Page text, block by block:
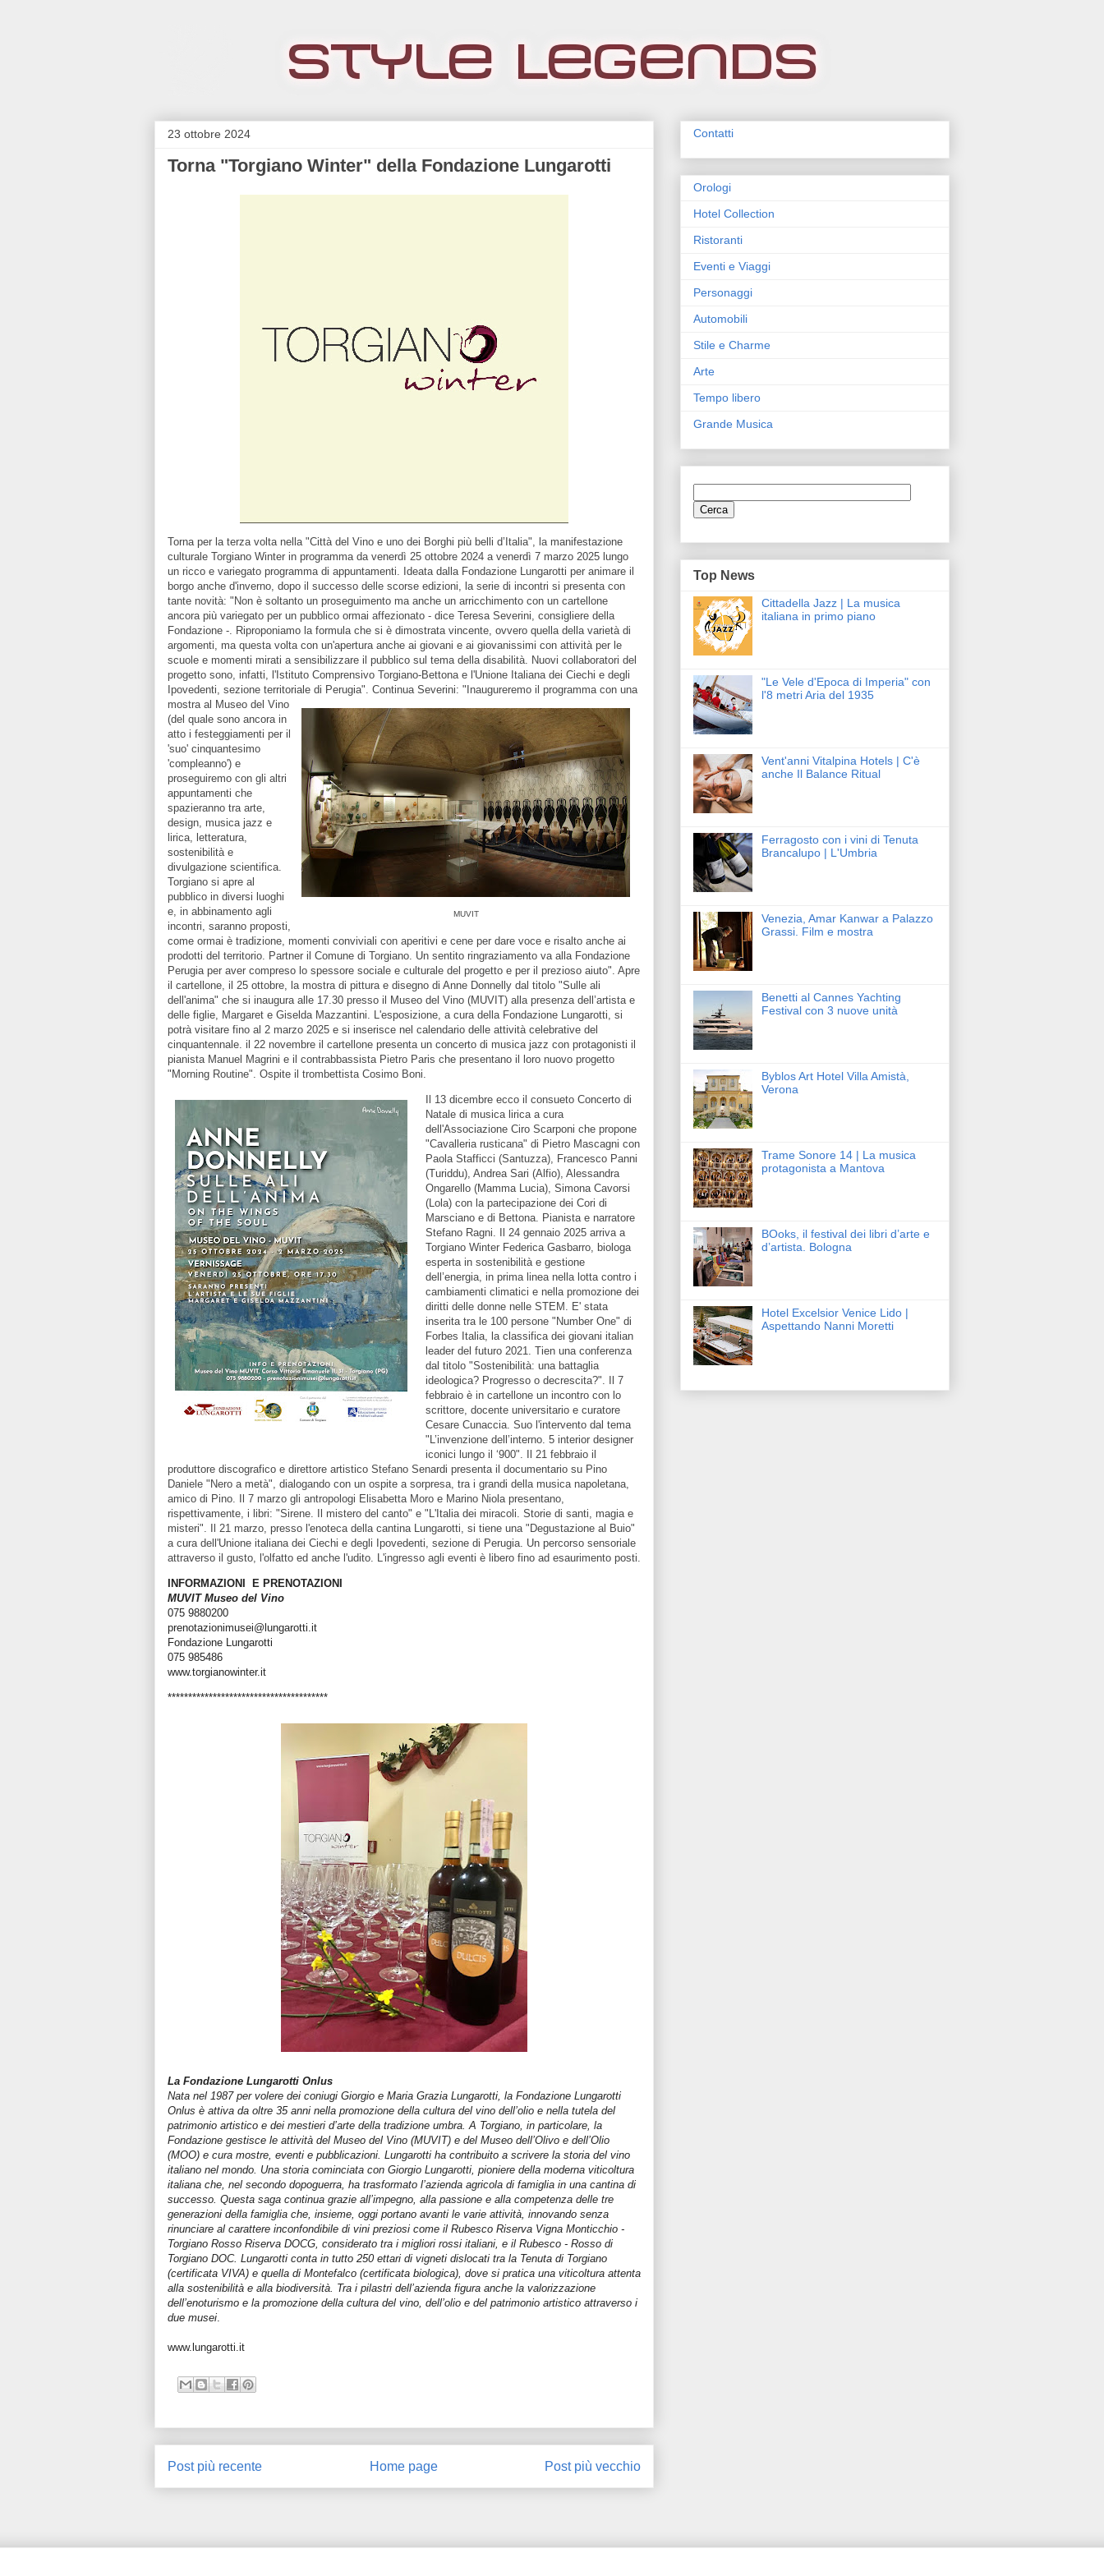
23 ottobre 2024
Torna "Torgiano Winter" della Fondazione Lungarotti
Torna per la terza volta nella "Città del Vino e uno dei Borghi più belli d’Italia", la manifestazione
culturale Torgiano Winter in programma da venerdì 25 ottobre 2024 a venerdì 7 marzo 2025 lungo
un ricco e variegato programma di appuntamenti. Ideata dalla Fondazione Lungarotti per animare il
borgo anche d'inverno, dopo il successo delle scorse edizioni, la serie di incontri si presenta con
tante novità: "Non è soltanto un proseguimento ma anche un arricchimento con un cartellone
ancora più variegato per un pubblico ormai affezionato - dice Teresa Severini, consigliere della
Fondazione -. Riproponiamo la formula che si è dimostrata vincente, ovvero quella della varietà di
argomenti, ma questa volta con un'apertura anche ai giovani e ai giovanissimi con attività per le
scuole e momenti mirati a sensibilizzare il pubblico sul tema della disabilità. Nuovi collaboratori del
progetto sono, infatti, l'Istituto Comprensivo Torgiano-Bettona e l'Unione Italiana dei Ciechi e degli
Ipovedenti, sezione territoriale di Perugia".
MUVIT
Continua Severini: "Inaugureremo il programma con una
mostra al Museo del Vino
(del quale sono ancora in
atto i festeggiamenti per il
'suo' cinquantesimo
'compleanno') e
proseguiremo con gli altri
appuntamenti che
spazieranno tra arte,
design, musica jazz e
lirica, letteratura,
sostenibilità e
divulgazione scientifica.
Torgiano si apre al
pubblico in diversi luoghi
e, in abbinamento agli
incontri, saranno proposti,
come ormai è tradizione, momenti conviviali con aperitivi e cene per dare voce e risalto anche ai
prodotti del territorio. Partner il Comune di Torgiano. Un sentito ringraziamento va alla Fondazione
Perugia per aver compreso lo spessore sociale e culturale del progetto e per il prezioso aiuto". Apre
il cartellone, il 25 ottobre, la mostra di pittura e disegno di Anne Donnelly dal titolo "Sulle ali
dell'anima" che si inaugura alle 17.30 presso il Museo del Vino (MUVIT) alla presenza dell’artista e
delle figlie, Margaret e Giselda Mazzantini. L'esposizione, a cura della Fondazione Lungarotti, si
potrà visitare fino al 2 marzo 2025 e si inserisce nel calendario delle attività celebrative del
cinquantennale. il 22 novembre il cartellone presenta un concerto di musica jazz con protagonisti il
pianista Manuel Magrini e il contrabbassista Pietro Paris che presentano il loro nuovo progetto
"Morning Routine". Ospite il trombettista Cosimo Boni.
Il 13 dicembre ecco il consueto Concerto di
Natale di musica lirica a cura
dell'Associazione Ciro Scarponi che propone
"Cavalleria rusticana" di Pietro Mascagni con
Paola Stafficci (Santuzza), Francesco Panni
(Turiddu), Andrea Sari (Alfio), Alessandra
Ongarello (Mamma Lucia), Simona Cavorsi
(Lola) con la partecipazione dei Cori di
Marsciano e di Bettona. Pianista e narratore
Stefano Ragni. Il 24 gennaio 2025 arriva a
Torgiano Winter Federica Gasbarro, biologa
esperta in sostenibilità e gestione
dell’energia, in prima linea nella lotta contro i
cambiamenti climatici e nella promozione dei
diritti delle donne nelle STEM. E' stata
inserita tra le 100 persone "Number One" di
Forbes Italia, la classifica dei giovani italian
leader del futuro 2021. Tien una conferenza
dal titolo "Sostenibilità: una battaglia
ideologica? Progresso o decrescita?". Il 7
febbraio è in cartellone un incontro con lo
scrittore, docente universitario e curatore
Cesare Cunaccia. Suo l'intervento dal tema
"L’invenzione dell’interno. 5 interior designer
iconici lungo il ‘900". Il 21 febbraio il
produttore discografico e direttore artistico Stefano Senardi presenta il documentario su Pino
Daniele "Nero a metà", dialogando con un ospite a sorpresa, tra i grandi della musica napoletana,
amico di Pino. Il 7 marzo gli antropologi Elisabetta Moro e Marino Niola presentano,
rispettivamente, i libri: "Sirene. Il mistero del canto" e "L'Italia dei miracoli. Storie di santi, magia e
misteri". Il 21 marzo, presso l'enoteca della cantina Lungarotti, si tiene una "Degustazione al Buio"
a cura dell'Unione italiana dei Ciechi e degli Ipovedenti, sezione di Perugia. Un percorso sensoriale
attraverso il gusto, l'olfatto ed anche l'udito. L'ingresso agli eventi è libero fino ad esaurimento posti.
INFORMAZIONI E PRENOTAZIONI
MUVIT Museo del Vino
075 9880200
prenotazionimusei@lungarotti.it
Fondazione Lungarotti
075 985486
www.torgianowinter.it
***************************************
La Fondazione Lungarotti Onlus
Nata nel 1987 per volere dei coniugi Giorgio e Maria Grazia Lungarotti, la Fondazione Lungarotti
Onlus è attiva da oltre 35 anni nella promozione della cultura del vino dell’olio e nella tutela del
patrimonio artistico e dei mestieri d’arte della tradizione umbra. A Torgiano, in particolare, la
Fondazione gestisce le attività del Museo del Vino (MUVIT) e del Museo dell’Olivo e dell’Olio
(MOO) e cura mostre, eventi e pubblicazioni. Lungarotti ha contribuito a scrivere la storia del vino
italiano nel mondo. Una storia cominciata con Giorgio Lungarotti, pioniere della moderna viticoltura
italiana che, nel secondo dopoguerra, ha trasformato l’azienda agricola di famiglia in una cantina di
successo. Questa saga continua grazie all’impegno, alla passione e alla competenza delle tre
generazioni della famiglia che, insieme, oggi portano avanti le varie attività, innovando senza
rinunciare al carattere inconfondibile di vini preziosi come il Rubesco Riserva Vigna Monticchio -
Torgiano Rosso Riserva DOCG, considerato tra i migliori rossi italiani, e il Rubesco - Rosso di
Torgiano DOC. Lungarotti conta in tutto 250 ettari di vigneti dislocati tra la Tenuta di Torgiano
(certificata VIVA) e quella di Montefalco (certificata biologica), dove si pratica una viticoltura attenta
alla sostenibilità e alla biodiversità. Tra i pilastri dell’azienda figura anche la valorizzazione
dell’enoturismo e la promozione della cultura del vino, dell’olio e del patrimonio artistico attraverso i
due musei.
www.lungarotti.it
Post più recente Post più vecchio
Home page
Contatti
Orologi
Hotel Collection
Ristoranti
Eventi e Viaggi
Personaggi
Automobili
Stile e Charme
Arte
Tempo libero
Grande Musica
Top News
Cittadella Jazz | La musica
italiana in primo piano
"Le Vele d'Epoca di Imperia" con
l'8 metri Aria del 1935
Vent'anni Vitalpina Hotels | C'è
anche Il Balance Ritual
Ferragosto con i vini di Tenuta
Brancalupo | L'Umbria
Venezia, Amar Kanwar a Palazzo
Grassi. Film e mostra
Benetti al Cannes Yachting
Festival con 3 nuove unità
Byblos Art Hotel Villa Amistà,
Verona
Trame Sonore 14 | La musica
protagonista a Mantova
BOoks, il festival dei libri d’arte e
d’artista. Bologna
Hotel Excelsior Venice Lido |
Aspettando Nanni Moretti